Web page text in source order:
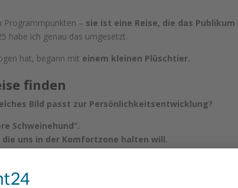
Programmpunkten – sie ist eine Reise, die das Publikum
habe ich genau das umgesetzt.
hat, begann mit einem kleinen Plüschtier.
finden
Bild passt zur Persönlichkeitsentwicklung?
Schweinehund“.
die uns in der Komfortzone halten will.
den jeder kennt